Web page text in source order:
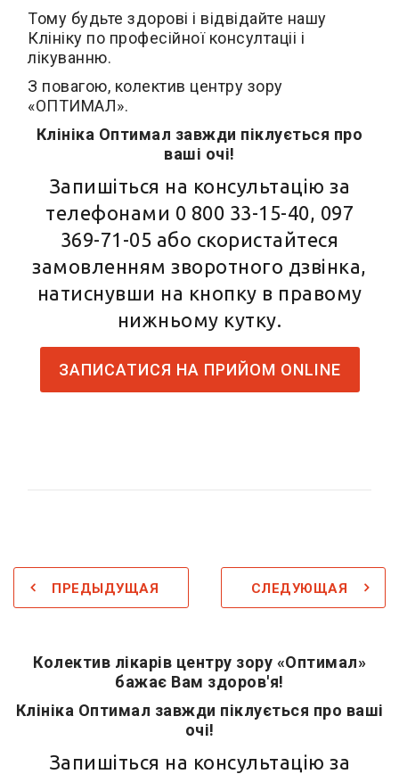
Тому будьте здорові і відвідайте нашу
Клініку по професійної консултаціі і
лікуванню.
З повагою, колектив центру зору
«ОПТИМАЛ».
Клініка Оптимал завжди піклується про
ваші очі!
Запишіться на консультацію за
телефонами 0 800 33-15-40, 097
369-71-05 або скористайтеся
замовленням зворотного дзвінка,
натиснувши на кнопку в правому
нижньому кутку.
ЗАПИСАТИСЯ НА ПРИЙОМ ONLINE
ПРЕДЫДУЩАЯ СЛЕДУЮЩАЯ
Колектив лікарів центру зору «Оптимал»
бажає Вам здоров'я!
Клініка Оптимал завжди піклується про ваші
очі!
Запишіться на консультацію за